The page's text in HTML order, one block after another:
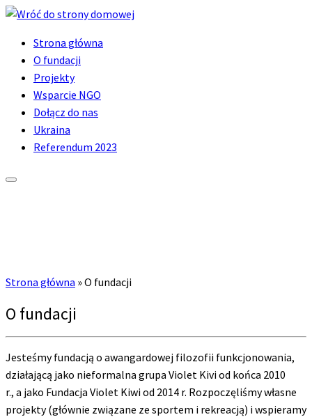
Przejdź
treści Strona główna
O fundacji
Projekty
Wsparcie NGO
Dołącz do nas
Ukraina
Referendum 2023
Strona główna »O fundacji
O fundacji
Jesteśmy fundacją o awangardowej filozofii funkcjonowania,
działającą jako nieformalna grupa Violet Kivi od końca 2010
r., a jako Fundacja Violet Kiwi od 2014 r. Rozpoczęliśmy własne
projekty (głównie związane ze sportem i rekreacją) i wspieramy